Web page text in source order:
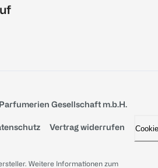
Gesellschaft m.b.H.
Vertrag widerrufen
Weitere Informationen zum